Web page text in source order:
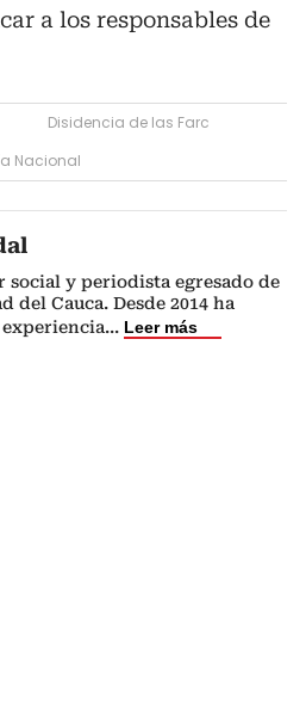
a los responsables de
Disidencia de las Farc
Nacional
social y periodista egresado de
del Cauca. Desde 2014 ha
... Leer más